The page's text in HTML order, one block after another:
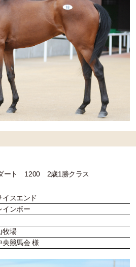
ト 1200 2歳1勝クラス
イスエンド
インボー
牧場
央競馬会 様